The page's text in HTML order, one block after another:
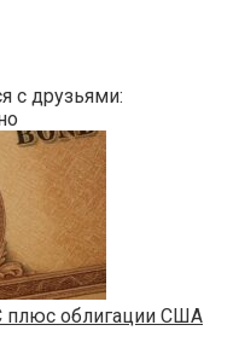
с друзьями:
плюс облигации США